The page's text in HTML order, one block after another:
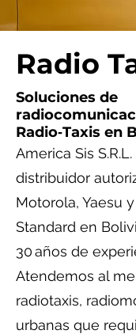
Radio
Soluciones de
Radio‑Taxis en
America Sis
distribuidor
Motorola, Yaesu
Standard en
30 años de
Atendemos al
radiotaxis,
urbanas que